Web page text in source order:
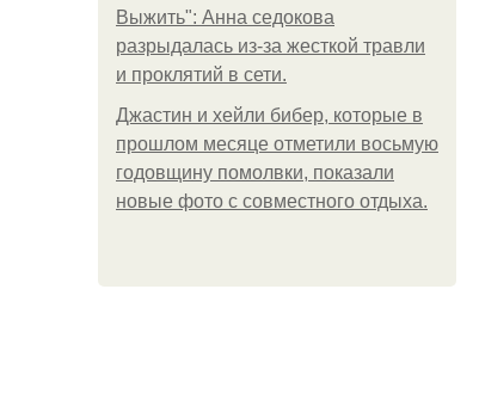
Выжить": Анна седокова
разрыдалась из-за жесткой травли
и проклятий в сети.
Джастин и хейли бибер, которые в
прошлом месяце отметили восьмую
годовщину помолвки, показали
новые фото с совместного отдыха.